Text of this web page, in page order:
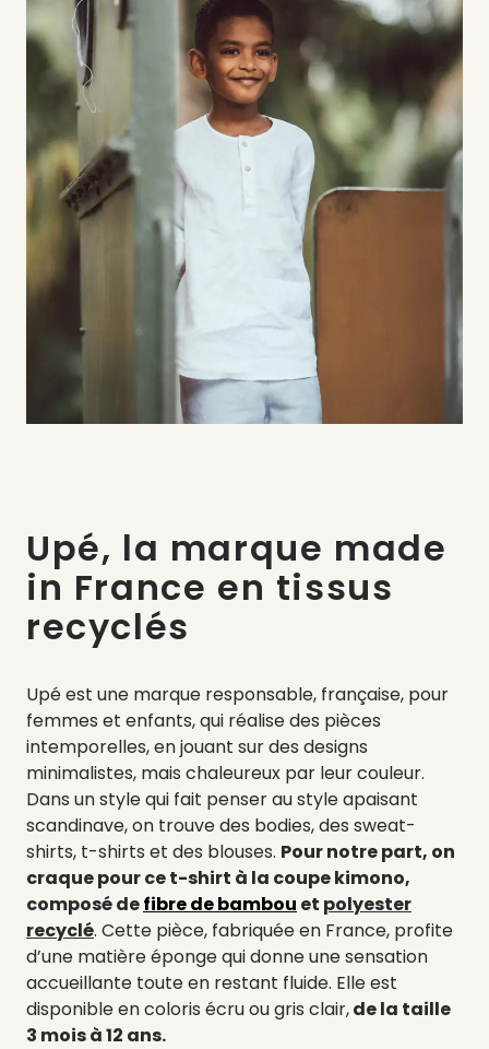
Upé, la marque made
in France en tissus
recyclés
Upé est une marque responsable, française, pour
femmes et enfants, qui réalise des pièces
intemporelles, en jouant sur des designs
minimalistes, mais chaleureux par leur couleur.
Dans un style qui fait penser au style apaisant
scandinave, on trouve des bodies, des sweat-
shirts, t-shirts et des blouses. Pour notre part, on
craque pour ce t-shirt à la coupe kimono,
composé defibre de bambou et polyester
recyclé. Cette pièce, fabriquée en France, profite
d’une matière éponge qui donne une sensation
accueillante toute en restant fluide. Elle est
disponible en coloris écru ou gris clair,de la taille
3 mois à 12 ans.